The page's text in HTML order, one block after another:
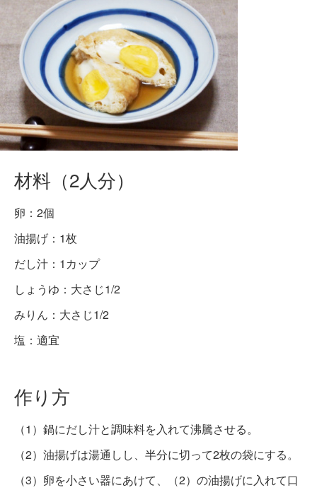
材料（2人分）
卵：2個
油揚げ：1枚
だし汁：1カップ
しょうゆ：大さじ1/2
みりん：大さじ1/2
塩：適宜
作り方
（1）鍋にだし汁と調味料を入れて沸騰させる。
（2）油揚げは湯通しし、半分に切って2枚の袋にする。
（3）卵を小さい器にあけて、（2）の油揚げに入れて口